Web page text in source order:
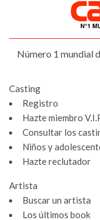
Número 1 mundial
Casting
Registro
Hazte miembro
Consultar los
Niños y
Hazte reclutador
Artista
Buscar un artista
Los últimos book